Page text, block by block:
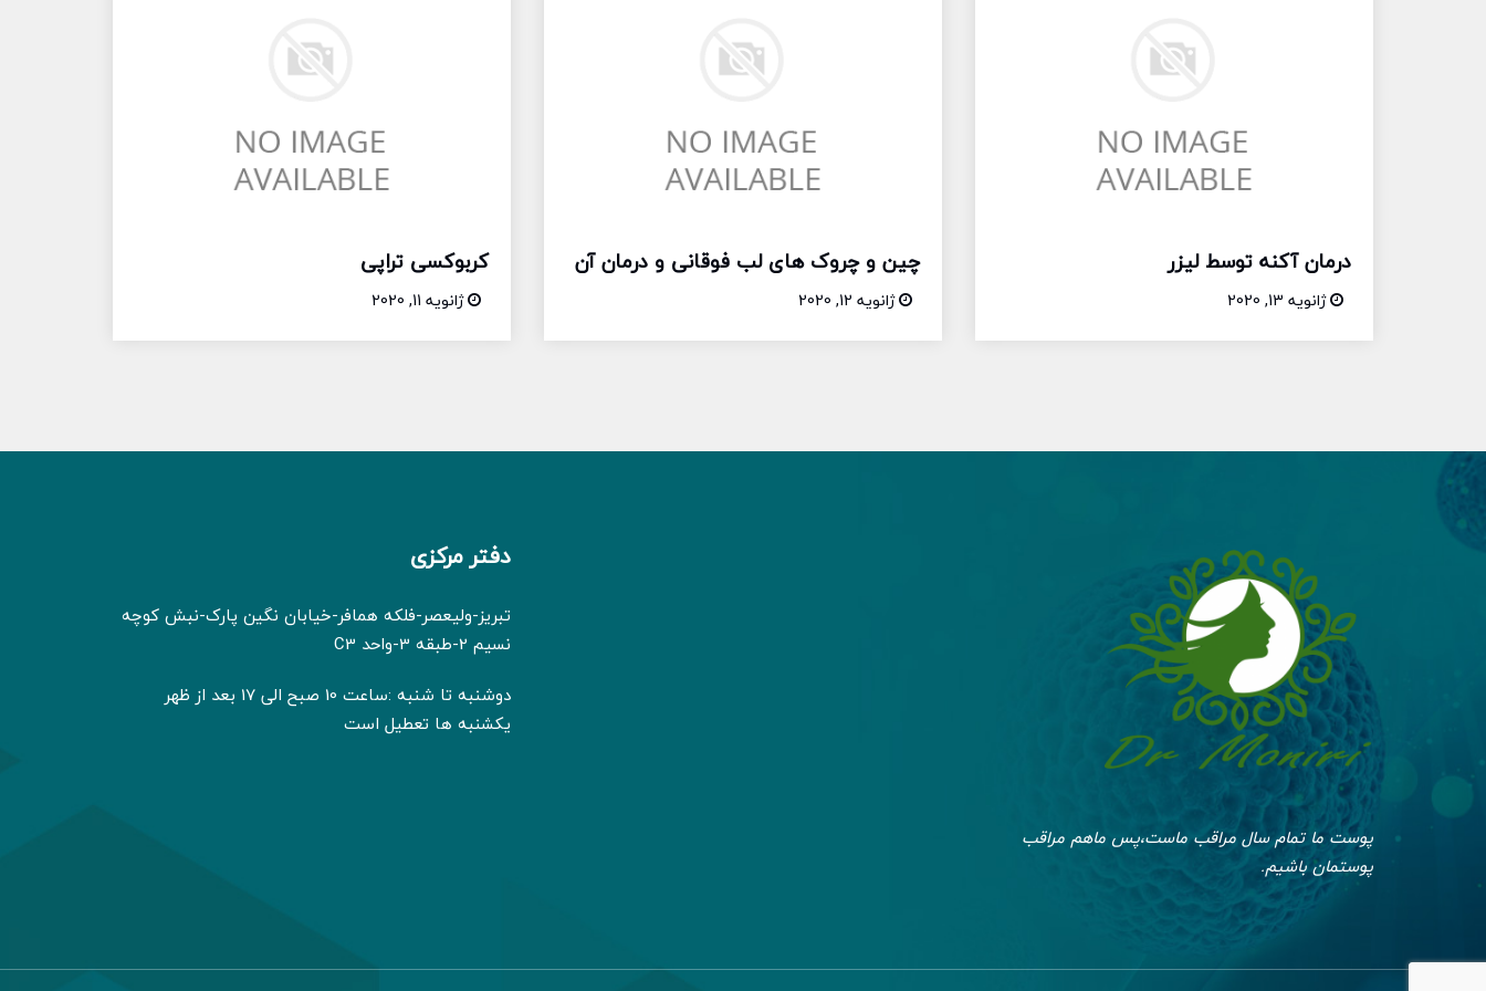
درمان آکنه توسط لیزر
ژانویه 13, 2020
چین و چروک های لب فوقانی و درمان آن
ژانویه 12, 2020
کربوکسی تراپی
ژانویه 11, 2020
پوست ما تمام سال مراقب ماست،پس ماهم مراقب
پوستمان باشیم.
دفتر مرکزی
تبریز-ولیعصر-فلکه همافر-خیابان نگین پارک-نبش کوچه
نسیم 2-طبقه 3-واحد C3
دوشنبه تا شنبه :ساعت 10 صبح الی 17 بعد از ظهر
یکشنبه ها تعطیل است